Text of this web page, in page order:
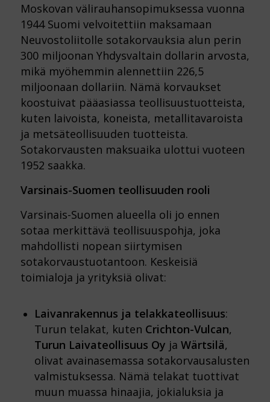
Moskovan välirauhansopimuksessa vuonna
1944 Suomi velvoitettiin maksamaan
Neuvostoliitolle sotakorvauksia alun perin
300 miljoonan Yhdysvaltain dollarin arvosta,
mikä myöhemmin alennettiin 226,5
miljoonaan dollariin. Nämä korvaukset
koostuivat pääasiassa teollisuustuotteista,
kuten laivoista, koneista, metallitavaroista
ja metsäteollisuuden tuotteista.
Sotakorvausten maksuaika ulottui vuoteen
1952 saakka.
Varsinais-Suomen teollisuuden rooli
Varsinais-Suomen alueella oli jo ennen
sotaa merkittävä teollisuuspohja, joka
mahdollisti nopean siirtymisen
sotakorvaustuotantoon. Keskeisiä
toimialoja ja yrityksiä olivat:
Laivanrakennus ja telakkateollisuus:
Turun telakat, kuten Crichton-Vulcan,
Turun Laivateollisuus Oy ja Wärtsilä,
olivat avainasemassa sotakorvausalusten
valmistuksessa. Nämä telakat tuottivat
muun muassa hinaajia, jokialuksia ja